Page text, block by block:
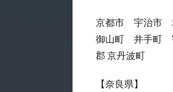
京都市 宇治市
御山町 井手町
郡 京丹波町
【奈良県】